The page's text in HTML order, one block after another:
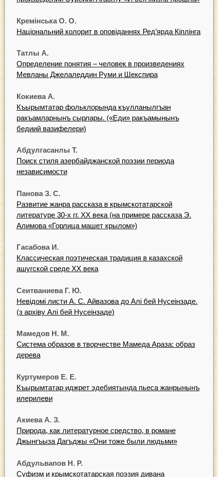
Кремінська О. О.
Національний колорит в оповіданнях Ред’ярда Кіплінга
Татлы А.
Определение понятия – человек в произведениях
Мевланы Джелаледдин Руми и Шекспира
Кокиева А.
Къырымтатар фольклорында къулланылгъан
ракъамларнынъ сырлары. («Еди» ракъамынынъ
бедиий вазифелери)
Абдулгасанлы Т.
Поиск стиля азербайджанской поэзии периода
независимости
Панова З. С.
Развитие жанра рассказа в крымскотатарской
литературе 30-х гг. ХХ века (на примере рассказа Э.
Алимова «Горлица машет крылом»)
Гасабова И.
Классическая поэтическая традиция в казахской
ашугской среде XX века
Сеитваниева Г. Ю.
Невідомі листи А. С. Айвазова до Алі бей Нусеінзаде.
(з архіву Алі бей Нусеінзаде)
Мамедов Н. М.
Система образов в творчестве Мамеда Араза: образ
дерева
Куртумеров Е. Е.
Къырымтатар иджрет эдебиятында пьеса жанрынынъ
илерилеви
Акиева А. З.
Природа, как литературное средство, в романе
Джынгъыза Дагъджы «Они тоже были людьми»
Абдульвапов Н. Р.
Суфизм и крымскотатарская поэзия дивана